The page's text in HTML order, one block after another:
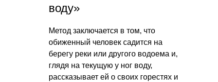
воду»
Метод заключается в том, что
обиженный человек садится на
берегу реки или другого водоема и,
глядя на текущую у ног воду,
рассказывает ей о своих горестях и